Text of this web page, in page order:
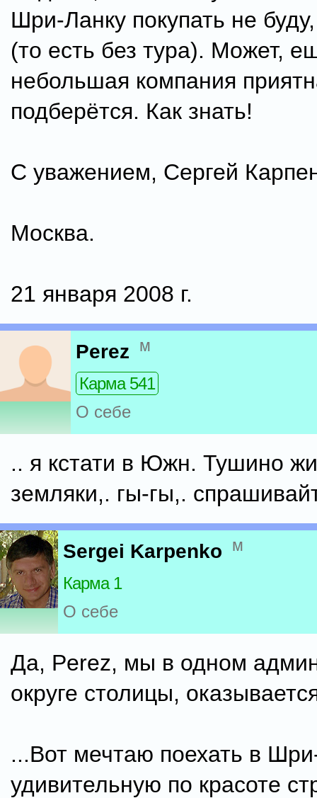
Шри-Ланку покупать не
(то есть без тура). Может,
небольшая компания
подберётся. Как знать!
С уважением, Сергей
Москва.
21 января 2008 г.
Perez м
Карма 541
О себе
.. я кстати в Южн. Тушино
земляки,. гы-гы,.
Sergei Karpenko м
Карма 1
О себе
Да, Perez, мы в одном
округе столицы,
...Вот мечтаю поехать в
удивительную по красоте